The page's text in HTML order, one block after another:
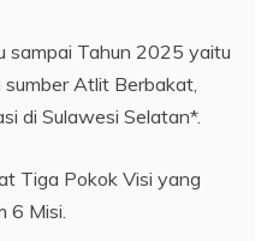
sampai Tahun 2025 yaitu
Atlit Berbakat,
di Sulawesi Selatan*.
Tiga Pokok Visi yang
6 Misi.